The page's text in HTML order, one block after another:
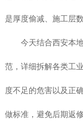
是厚度偷减、施工层数
今天结合西安本
范，详细拆解各类工
度不足的危害以及正
做标准，避免后期返修